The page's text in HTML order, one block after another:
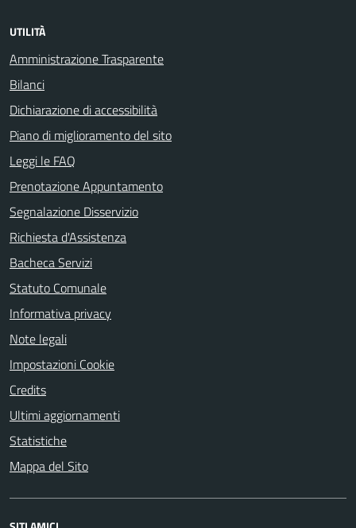
UTILITÀ
Amministrazione Trasparente
Bilanci
Dichiarazione di accessibilità
Piano di miglioramento del sito
Leggi le FAQ
Prenotazione Appuntamento
Segnalazione Disservizio
Richiesta d'Assistenza
Bacheca Servizi
Statuto Comunale
Informativa privacy
Note legali
Impostazioni Cookie
Credits
Ultimi aggiornamenti
Statistiche
Mappa del Sito